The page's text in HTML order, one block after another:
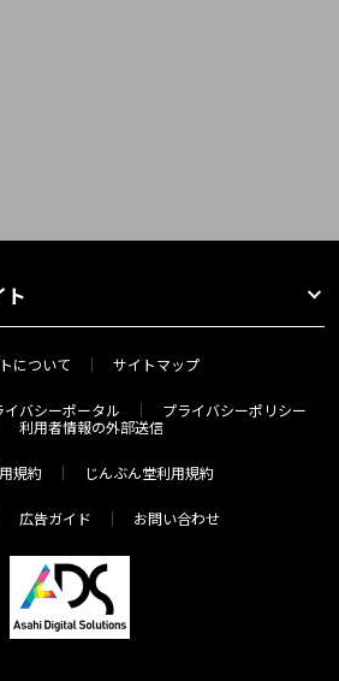
について サイトマップ
イバシーポータル
プライバシーポリシー
利用者情報の外部送信
規約 じんぶん堂利用規約
広告ガイド お問い合わせ